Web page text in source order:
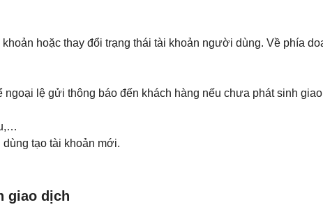
hoặc thay đổi trạng thái tài khoản người dùng. Về phía
lệ gửi thông báo đến khách hàng nếu chưa phát sinh
tạo tài khoản mới.
giao dịch